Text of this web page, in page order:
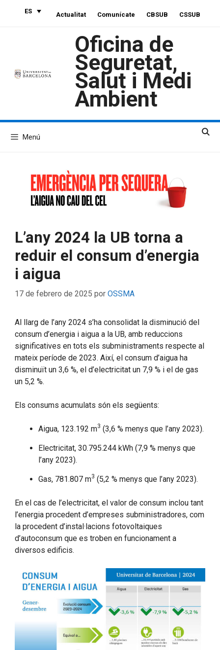
ES Actualitat Comunícate CBSUB CSSUB
Oficina de
Seguretat,
Salut i Medi
Ambient
Menú
L’any 2024 la UB torna a
reduir el consum d’energia
i aigua
17 de febrero de 2025 por OSSMA
Al llarg de l’any 2024 s’ha consolidat la disminució del
consum d’energia i aigua a la UB, amb reduccions
significatives en tots els subministraments respecte al
mateix període de 2023. Així, el consum d’aigua ha
disminuït un 3,6 %, el d’electricitat un 7,9 % i el de gas
un 5,2 %.
Els consums acumulats són els següents:
Aigua, 123.192 m3 (3,6 % menys que l’any 2023).
Electricitat, 30.795.244 kWh (7,9 % menys que
l’any 2023).
Gas, 781.807 m3 (5,2 % menys que l’any 2023).
En el cas de l’electricitat, el valor de consum inclou tant
l’energia procedent d’empreses subministradores, com
la procedent d’instal·lacions fotovoltaiques
d’autoconsum que es troben en funcionament a
diversos edificis.